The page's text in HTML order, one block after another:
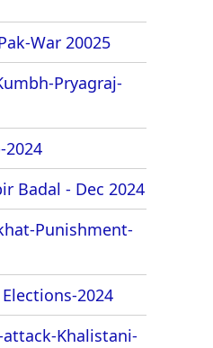
War 20025
Pryagraj-
2024
Badal - Dec 2024
Punishment-
2024
Khalistani-